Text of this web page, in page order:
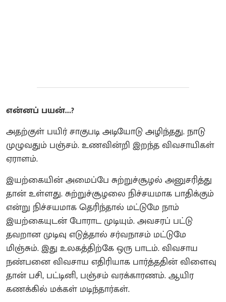
என்னப் பயன்…?
அதற்குள் பயிர் சாகுபடி அடியோடு அழிந்தது. நாடு
முழுவதும் பஞ்சம். உணவின்றி இறந்த விவசாயிகள்
ஏராளம்.
இயற்கையின் அமைப்பே சுற்றுச்சூழல் அனுசரித்து
தான் உள்ளது. சுற்றுச்சூழலை நிச்சயமாக பாதிக்கும்
என்று நிச்சயமாக தெரிந்தால் மட்டுமே நாம்
இயற்கையுடன் போராட முடியும். அவசரப் பட்டு
தவறான முடிவு எடுத்தால் சர்வநாசம் மட்டுமே
மிஞ்சும். இது உலகத்திற்கே ஒரு பாடம். விவசாய
நண்பனை விவசாய எதிரியாக பார்த்ததின் விளைவு
தான் பசி, பட்டினி, பஞ்சம் வரக்காரணம். ஆயிர
கணக்கில் மக்கள் மடிந்தார்கள்.